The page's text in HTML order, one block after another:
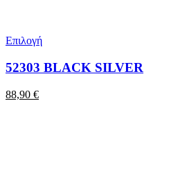
Επιλογή
52303 BLACK SILVER
88,90 €